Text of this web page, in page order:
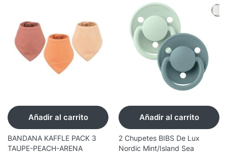
Añadir al carrito
BANDANA KAFFLE PACK 3
TAUPE-PEACH-ARENA
Añadir al carrito
2 Chupetes BIBS De Lux
Nordic Mint/Island Sea